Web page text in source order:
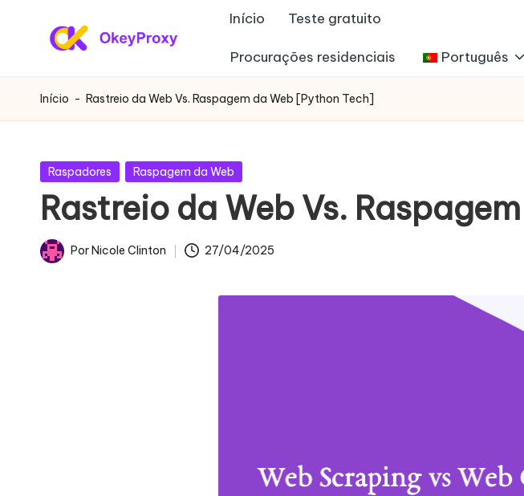
P
r
xi
e
s
poderosos
proxies
HTTP(S)/SOCKS5,
sobre
a
gratuita
Início Teste gratuito
Procurações residenciais Português
Início - Rastreio da Web Vs. Raspagem da Web [Python Tech]
Publicado
Raspadores Raspagem da Web
Rastreio da Web Vs.
Publicado
Por Nicole Clinton 27/04/2025